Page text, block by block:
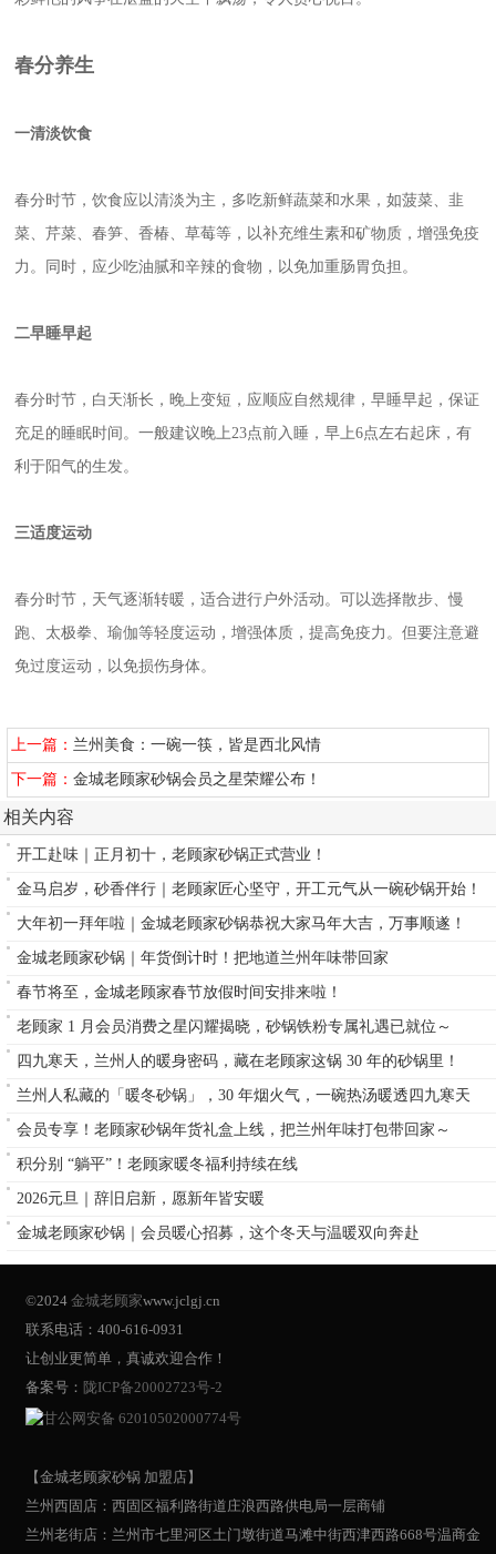
春分养生
一清淡饮食
春分时节，饮食应以清淡为主，多吃新鲜蔬菜和水果，如菠菜、韭
菜、芹菜、春笋、香椿、草莓等，以补充维生素和矿物质，增强免疫
力。同时，应少吃油腻和辛辣的食物，以免加重肠胃负担。
二早睡早起
春分时节，白天渐长，晚上变短，应顺应自然规律，早睡早起，保证
充足的睡眠时间。一般建议晚上23点前入睡，早上6点左右起床，有
利于阳气的生发。
三适度运动
春分时节，天气逐渐转暖，适合进行户外活动。可以选择散步、慢
跑、太极拳、瑜伽等轻度运动，增强体质，提高免疫力。但要注意避
免过度运动，以免损伤身体。
上一篇： 兰州美食：一碗一筷，皆是西北风情
下一篇：金城老顾家砂锅会员之星荣耀公布！
相关内容
开工赴味｜正月初十，老顾家砂锅正式营业！
金马启岁，砂香伴行｜老顾家匠心坚守，开工元气从一碗砂锅开始！
大年初一拜年啦｜金城老顾家砂锅恭祝大家马年大吉，万事顺遂！
金城老顾家砂锅｜年货倒计时！把地道兰州年味带回家
春节将至，金城老顾家春节放假时间安排来啦！
老顾家 1 月会员消费之星闪耀揭晓，砂锅铁粉专属礼遇已就位～
四九寒天，兰州人的暖身密码，藏在老顾家这锅 30 年的砂锅里！
兰州人私藏的「暖冬砂锅」，30 年烟火气，一碗热汤暖透四九寒天
会员专享！老顾家砂锅年货礼盒上线，把兰州年味打包带回家～
积分别 “躺平”！老顾家暖冬福利持续在线
2026元旦｜辞旧启新，愿新年皆安暖
金城老顾家砂锅｜会员暖心招募，这个冬天与温暖双向奔赴
©2024金城老顾家www.jclgj.cn
联系电话：400-616-0931
让创业更简单，真诚欢迎合作！
备案号： 陇ICP备20002723号-2
甘公网安备 62010502000774号
【金城老顾家砂锅 加盟店】
兰州西固店：西固区福利路街道庄浪西路供电局一层商铺
兰州老街店：兰州市七里河区土门墩街道马滩中街西津西路668号温商金